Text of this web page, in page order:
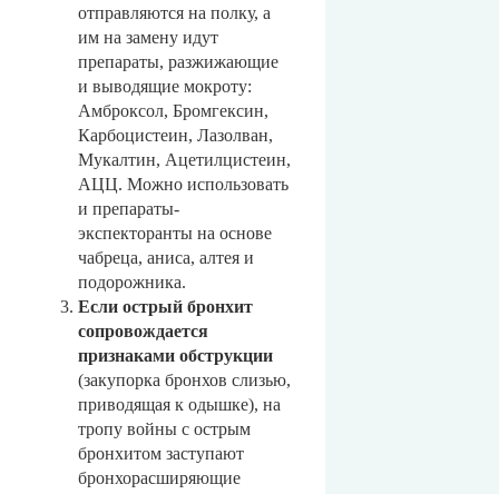
отправляются на полку, а
им на замену идут
препараты, разжижающие
и выводящие мокроту:
Амброксол, Бромгексин,
Карбоцистеин, Лазолван,
Мукалтин, Ацетилцистеин,
АЦЦ. Можно использовать
и препараты-
экспекторанты на основе
чабреца, аниса, алтея и
подорожника.
Если острый бронхит
сопровождается
признаками обструкции
(закупорка бронхов слизью,
приводящая к одышке), на
тропу войны с острым
бронхитом заступают
бронхорасширяющие